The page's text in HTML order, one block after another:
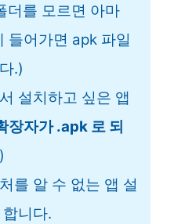
더를 모르면 아마
들어가면 apk 파일
.)
설치하고 싶은 앱
장자가 .apk 로 되
)
를 알 수 없는 앱 설
니다.